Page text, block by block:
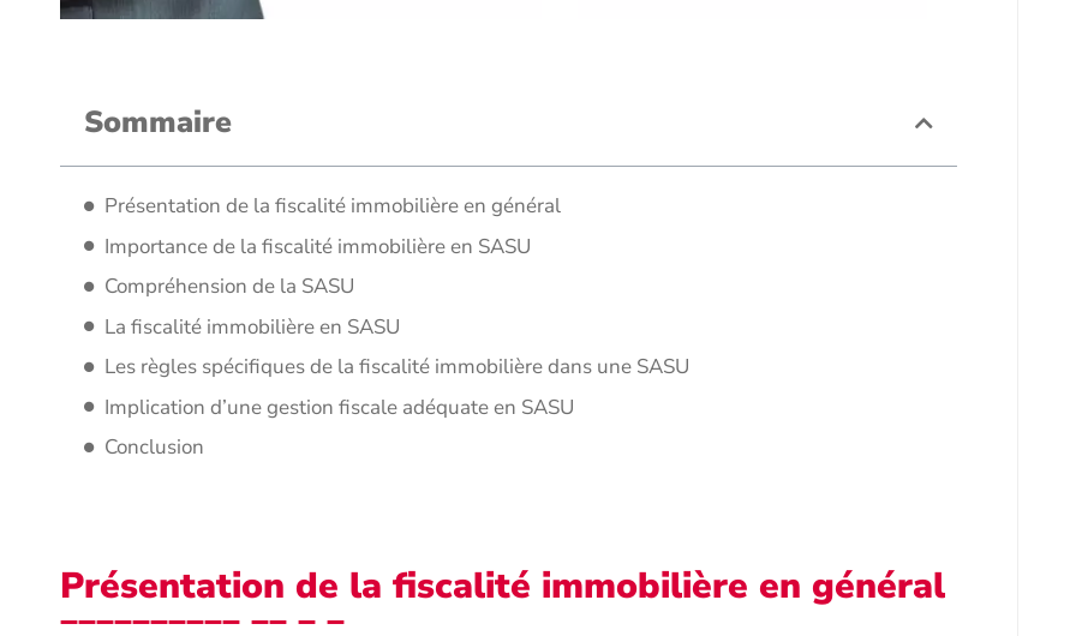
Sommaire
Présentation de la fiscalité immobilière en général
Importance de la fiscalité immobilière en SASU
Compréhension de la SASU
La fiscalité immobilière en SASU
Les règles spécifiques de la fiscalité immobilière dans une SASU
Implication d’une gestion fiscale adéquate en SASU
Conclusion
Présentation de la fiscalité immobilière en général